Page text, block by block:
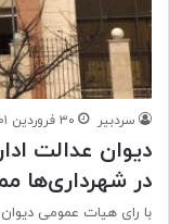
سردبیر ۳۰ فروردین ۱۴۰۱
دیوان عدالت
در شهرداری‌ها
با رای هیات عمومی